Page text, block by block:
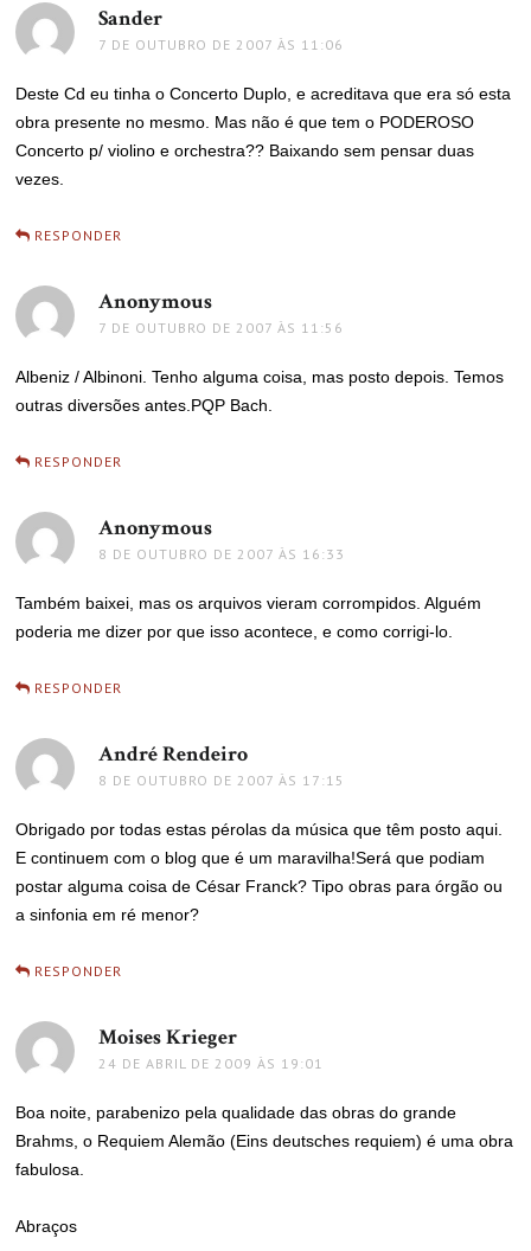
Sander
7 DE OUTUBRO DE 2007 ÀS 11:06
Deste Cd eu tinha o Concerto Duplo, e acreditava que era só esta
obra presente no mesmo. Mas não é que tem o PODEROSO
Concerto p/ violino e orchestra?? Baixando sem pensar duas
vezes.
RESPONDER
Anonymous
7 DE OUTUBRO DE 2007 ÀS 11:56
Albeniz / Albinoni. Tenho alguma coisa, mas posto depois. Temos
outras diversões antes.PQP Bach.
RESPONDER
Anonymous
8 DE OUTUBRO DE 2007 ÀS 16:33
Também baixei, mas os arquivos vieram corrompidos. Alguém
poderia me dizer por que isso acontece, e como corrigi-lo.
RESPONDER
André Rendeiro
8 DE OUTUBRO DE 2007 ÀS 17:15
Obrigado por todas estas pérolas da música que têm posto aqui.
E continuem com o blog que é um maravilha!Será que podiam
postar alguma coisa de César Franck? Tipo obras para órgão ou
a sinfonia em ré menor?
RESPONDER
Moises Krieger
24 DE ABRIL DE 2009 ÀS 19:01
Boa noite, parabenizo pela qualidade das obras do grande
Brahms, o Requiem Alemão (Eins deutsches requiem) é uma obra
fabulosa.
Abraços